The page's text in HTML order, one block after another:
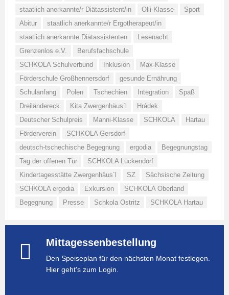
staatlich anerkannte/r Diätassistent/in
Olli-Klasse
Sport
Abitur
staatlich anerkannte/r Ergotherapeut/in
staatlich anerkannte Diätassistenten
Lesenacht
Grenzenlos e.V.
Berufsfachschule
SCHKOLA Schulverbund
Inklusion
Max-Klasse
Förderschule Großhennersdorf
gesunde Ernährung
Schulanfang
Polen Tschechien Integration
Spaß
Dreiländereck
Kita Zwergenhäus´l
Hrádek
Deutscher Schulpreis
Manni-Klasse SCHKOLA
Hartau
Förderverein
SCHKOLA Gersdorf
deutsch-tschechische Begegnung
ergodia
Begegnungstag
Tag der offenen Tür
SCHKOLA Lückendorf
Kindertagesstätte Zwergenhäus´l
SZ
Sächsische Zeitung
SCHKOLA ergodia
Exkursion
SCHKOLA Oberland
Begegnung
Presse Schkola Ostritz SCHKOLA Hartau
Mittagessenbestellung
Den Speiseplan für den nächsten Monat festlegen.
Hier geht's zum Login.